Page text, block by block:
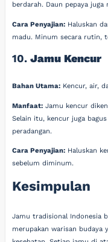
berdarah. Daun pepaya
Cara Penyajian: Haluskan
madu. Minum secara rutin,
10.Jamu Kencur
Bahan Utama: Kencur, air,
Manfaat: Jamu kencur
Selain itu, kencur juga
peradangan.
Cara Penyajian: Haluskan
sebelum diminum.
Kesimpulan
Jamu tradisional Indonesia
merupakan warisan budaya